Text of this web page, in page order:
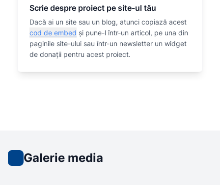
Scrie despre proiect pe site-ul tău
Dacă ai un site sau un blog, atunci copiază acest
cod de embed și pune-l într-un articol, pe una din
paginile site-ului sau într-un newsletter un widget
de donații pentru acest proiect.
Galerie media